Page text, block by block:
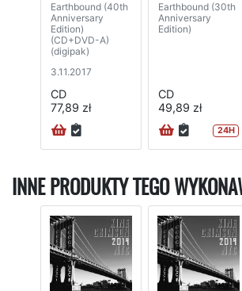
Earthbound (40th
Anniversary
Edition)
(CD+DVD-A)
(digipak)
3.11.2017
CD
77,89 zł
Earthbound (30th
Anniversary
Edition)
CD
49,89 zł
24H
INNE PRODUKTY TEGO